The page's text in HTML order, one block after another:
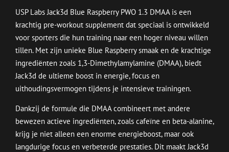
USP Labs Jack3d Blue Raspberry PWO 1.3 DMAA is een
krachtig pre-workout supplement dat speciaal is ontwikkeld
voor sporters die hun training naar een hoger niveau willen
tillen. Met zijn unieke Blue Raspberry smaak en de krachtige
ingrediënten zoals 1,3-Dimethylamylamine (DMAA), biedt
Jack3d de ultieme boost in energie, focus en
uithoudingsvermogen tijdens je intensieve trainingen.
Dankzij de formule die DMAA combineert met andere
bewezen actieve ingrediënten, zoals cafeïne en beta-alanine,
krijg je niet alleen een enorme energieboost, maar ook
langdurige focus en verbeterde prestaties. Dit maakt Jack3d